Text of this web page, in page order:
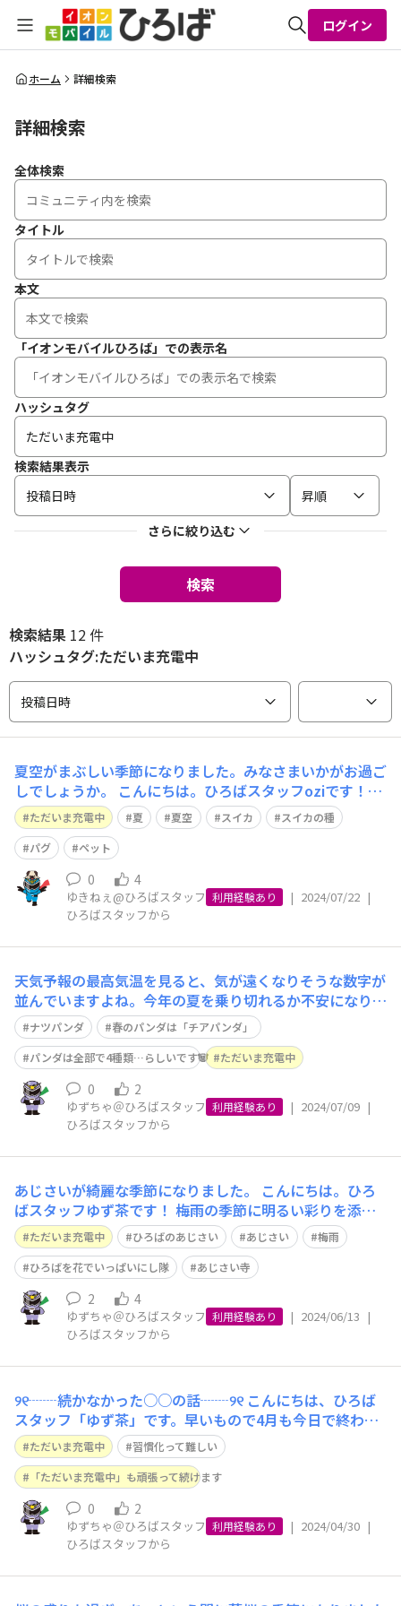
全体検索
ログイン
ホーム 詳細検索
詳細検索
全体検索
タイトル
本文
「イオンモバイルひろば」での表示名
ハッシュタグ
検索結果表示
投稿日時
昇順
さらに絞り込む
検索
検索結果 12 件
ハッシュタグ:ただいま充電中
投稿日時
夏空がまぶしい季節になりました。みなさまいかがお過ご
しでしょうか。 こんにちは。ひろばスタッフoziです！
(*’▽’) 突然ですが、暑い日に食べるスイカは美味しいで
すね♪ 丸いスイカがたくさん店頭に並ぶと、今年も夏が
きたなぁ～と感じます(^o^)丿 我が家は、ワタシもパグさ
んもスイカが大好
ただいま充電中 夏 夏空 スイカ
スイカの種
パグ
ペット
0 4
ゆきねぇ@ひろばスタッフ 利用経験あり | 2024/07/22 |
ひろばスタッフから
天気予報の最高気温を見ると、気が遠くなりそうな数字が
並んでいますよね。今年の夏を乗り切れるか不安になりな
がら、ミニ扇風機に向かって小さく「あ～」と言ってしま
うこの頃…。みなさまいかがお過ごしでしょうか？ こん
にちは、ひろばスタッフゆず茶です。 先週末に近くのイ
オンに行ったら「ナツパンダ」のペーパー
ナツパンダ
春のパンダは「チアパンダ」
パンダは全部で4種類…らしいです🐼
ただいま充電中
0 2
ゆずちゃ＠ひろばスタッフ 利用経験あり | 2024/07/09 |
ひろばスタッフから
あじさいが綺麗な季節になりました。 こんにちは。ひろ
ばスタッフゆず茶です！ 梅雨の季節に明るい彩りを添え
てくれるあじさい。本当にいろいろな種類がありますよ
ね。先日「あじさいの名所」を調べて出かけてきました。
今まで見たことのない形のあじさいに出会ったので、思わ
ただいま充電中 ひろばのあじさい あじさい
梅雨
ひろばを花でいっぱいにし隊
あじさい寺
2 4
ゆずちゃ＠ひろばスタッフ 利用経験あり | 2024/06/13 |
ひろばスタッフから
୨୧┈┈続かなかった○○の話┈┈୨୧ こんにちは、ひろば
スタッフ「ゆず茶」です。早いもので4月も今日で終わ
り。 1年の3分の1が終わってしまったと思うと、結構な焦
りを感じますね…🙄 さて今回は「習慣化って難しい💦」
のお話です。 みなさんは続かなかったことって何があり
ますか？ 私は結構いろいろあ
ただいま充電中
習慣化って難しい
「ただいま充電中」も頑張って続けます
0 2
ゆずちゃ＠ひろばスタッフ 利用経験あり | 2024/04/30 |
ひろばスタッフから